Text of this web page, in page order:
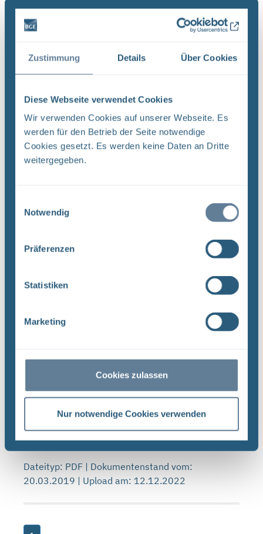
Zustimmung Details Über Cookies
Diese Webseite verwendet Cookies
Wir verwenden Cookies auf unserer Webseite. Es
werden für den Betrieb der Seite notwendige
Cookies gesetzt. Es werden keine Daten an Dritte
weitergegeben.
Notwendig
Präferenzen
Statistiken
Marketing
Cookies zulassen
Nur notwendige Cookies verwenden
Leserinnen, liebe Leser, mit der vorliegenden F&E-
Strategie erhalten Sie einen Einblick in das
umfassende Aufgabenspek- ...
Dateityp: PDF | Dokumentenstand vom:
17.04.2024 | Upload am: 17.04.2024
Revision von Unterlagen –
Qualitätsmanagementverfahrensanweisung QMV
03 (PDF)
DokID: 11965023 Projekt PSP-Element
AAAA 9X 115200 ' CA Titel der Unterlage:
Ersteller/Unterschrift: QM Stempelfeld: UA ...
Dateityp: PDF | Dokumentenstand vom:
Prüf- und Freigabeverfahren von Unterlagen –
Qualitätsmanagementverfahrensanweisung QMV
QUALITÄTSMANAGEMENTVERFAHRENSANWEISUNG
QMV 02 : ,.. In Projekt PSP-Element
UA ...
Dateityp: PDF | Dokumentenstand vom:
20.03.2019 | Upload am: 12.12.2022